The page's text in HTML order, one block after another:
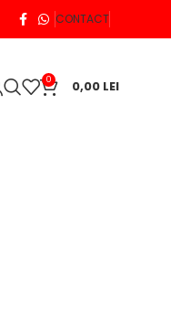
CONTACT
0 0,00 LEI